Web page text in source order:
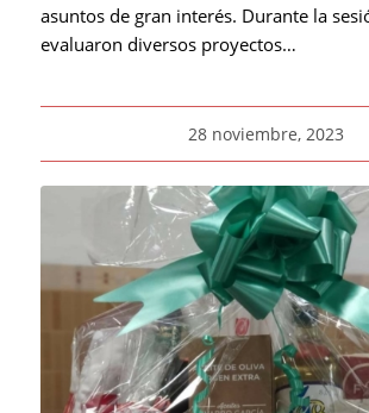
asuntos de gran interés. Durante la
evaluaron diversos proyectos…
28 noviembre, 2023